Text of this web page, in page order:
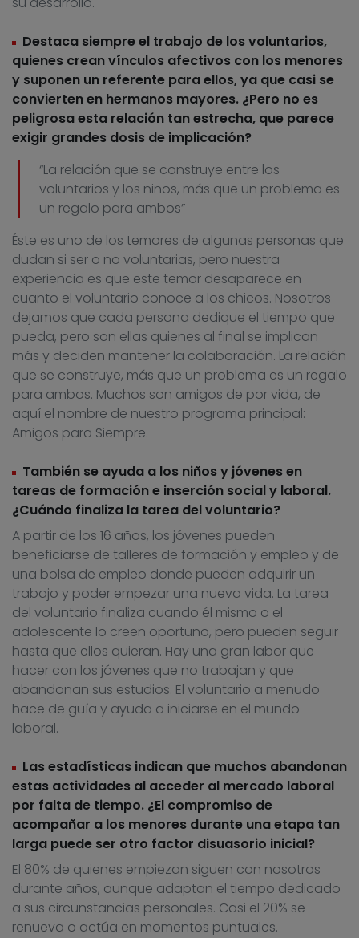
Destaca siempre el trabajo de los voluntarios,
quienes crean vínculos afectivos con los menores
y suponen un referente para ellos, ya que casi se
convierten en hermanos mayores. ¿Pero no es
peligrosa esta relación tan estrecha, que parece
exigir grandes dosis de implicación?
“La relación que se construye entre los
voluntarios y los niños, más que un problema es
un regalo para ambos”
Éste es uno de los temores de algunas personas que
dudan si ser o no voluntarias, pero nuestra
experiencia es que este temor desaparece en
cuanto el voluntario conoce a los chicos. Nosotros
dejamos que cada persona dedique el tiempo que
pueda, pero son ellas quienes al final se implican
más y deciden mantener la colaboración. La relación
que se construye, más que un problema es un regalo
para ambos. Muchos son amigos de por vida, de
aquí el nombre de nuestro programa principal:
Amigos para Siempre.
También se ayuda a los niños y jóvenes en
tareas de formación e inserción social y laboral.
¿Cuándo finaliza la tarea del voluntario?
A partir de los 16 años, los jóvenes pueden
beneficiarse de talleres de formación y empleo y de
una bolsa de empleo donde pueden adquirir un
trabajo y poder empezar una nueva vida. La tarea
del voluntario finaliza cuando él mismo o el
adolescente lo creen oportuno, pero pueden seguir
hasta que ellos quieran. Hay una gran labor que
hacer con los jóvenes que no trabajan y que
abandonan sus estudios. El voluntario a menudo
hace de guía y ayuda a iniciarse en el mundo
laboral.
Las estadísticas indican que muchos abandonan
estas actividades al acceder al mercado laboral
por falta de tiempo. ¿El compromiso de
acompañar a los menores durante una etapa tan
larga puede ser otro factor disuasorio inicial?
El 80% de quienes empiezan siguen con nosotros
durante años, aunque adaptan el tiempo dedicado
a sus circunstancias personales. Casi el 20% se
renueva o actúa en momentos puntuales.